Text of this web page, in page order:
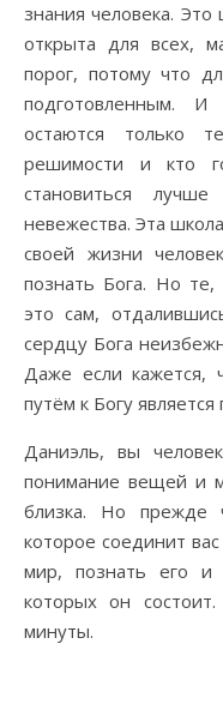
знания человека.
открыта для всех,
порог, потому что
подготовленным.
остаются только
решимости и кто
становиться
невежества. Эта
своей жизни
познать Бога. Но
это сам,
сердцу Бога
Даже если кажется,
путём к Богу
Даниэль, вы
понимание вещей и
близка. Но прежде
которое соединит
мир, познать его
которых он
минуты.